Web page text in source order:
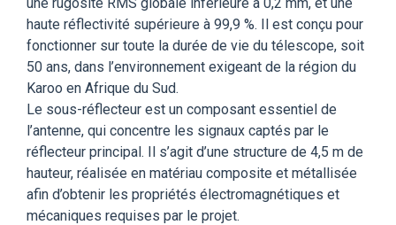
haute réflectivité supérieure à 99,9 %. Il est conçu pour
fonctionner sur toute la durée de vie du télescope, soit
50 ans, dans l’environnement exigeant de la région du
Karoo en Afrique du Sud.
Le sous-réflecteur est un composant essentiel de
l’antenne, qui concentre les signaux captés par le
réflecteur principal. Il s’agit d’une structure de 4,5 m de
hauteur, réalisée en matériau composite et métallisée
afin d’obtenir les propriétés électromagnétiques et
mécaniques requises par le projet.